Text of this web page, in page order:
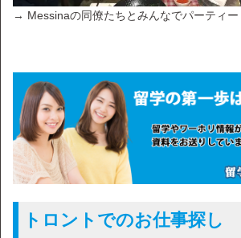
→ Messinaの同僚たちとみんなでパーティー
トロントでのお仕事探し